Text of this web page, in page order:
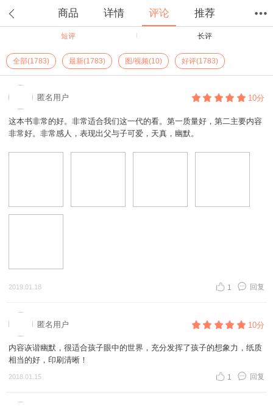
商品 详情 评论 推荐
短评 长评
全部(1783) 最新(1783) 图/视频(10) 好评(1783)
匿名用户 10分
这本书非常的好。非常适合我们这一代的看。第一质量好，第二主要内容
非常好。非常感人，表现出父与子可爱，天真，幽默。
2019.01.18 回复
1
匿名用户 10分
内容诙谐幽默，很适合孩子眼中的世界，充分发挥了孩子的想象力，纸质
相当的好，印刷清晰！
2018.01.15 回复
1